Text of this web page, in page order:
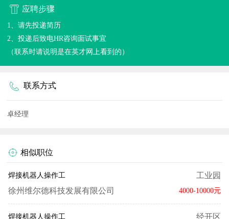
应聘步骤
1、请先投递简历
2、投递后致电HR咨询面试事宜
（联系时请说明是在英才网上看到的）
联系方式
卓经理
相似职位
焊接机器人操作工
工业园
徐州维尔德科技发展有限公司
4000-10000元
焊接机器人操作工 经开区